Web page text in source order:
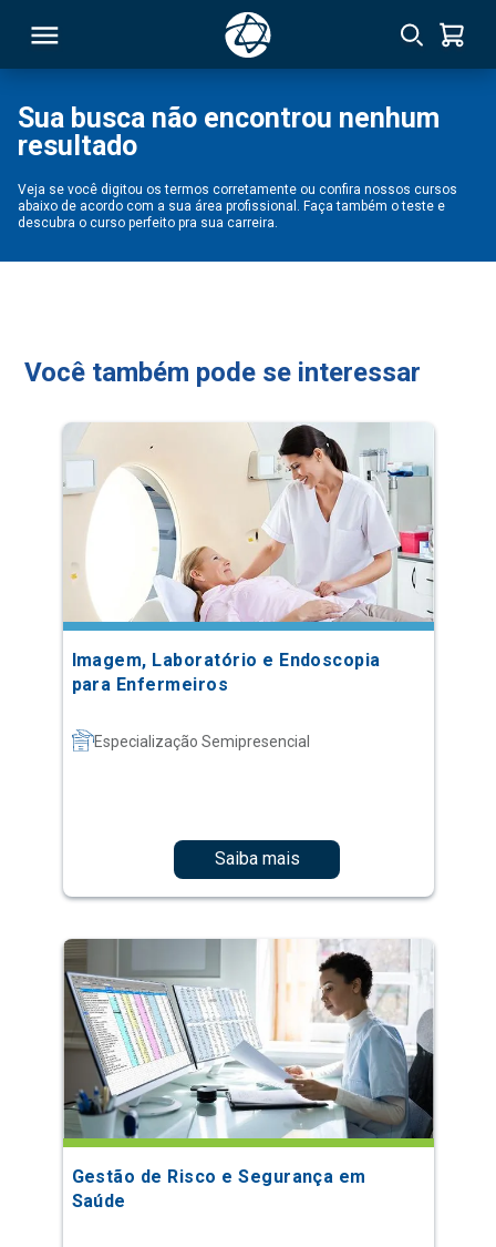
Sua busca não encontrou nenhum
resultado
Veja se você digitou os termos corretamente ou confira nossos cursos
abaixo de acordo com a sua área profissional. Faça também o teste e
descubra o curso perfeito pra sua carreira.
Você também pode se interessar
Imagem, Laboratório e Endoscopia
para Enfermeiros
Especialização Semipresencial
Saiba mais
Gestão de Risco e Segurança em
Saúde